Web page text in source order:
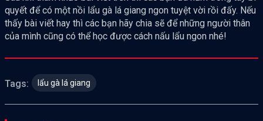
quyết để có một nồi lẩu gà lá giang ngon tuyệt vời rồi đấy. Nếu
thấy bài viết hay thì các bạn hãy chia sẽ để những người thân
của mình cũng có thể học được cách nấu lẩu ngon nhé!
Tags: lẩu gà lá giang